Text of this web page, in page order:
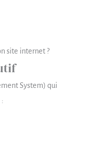
site internet ?
System) qui